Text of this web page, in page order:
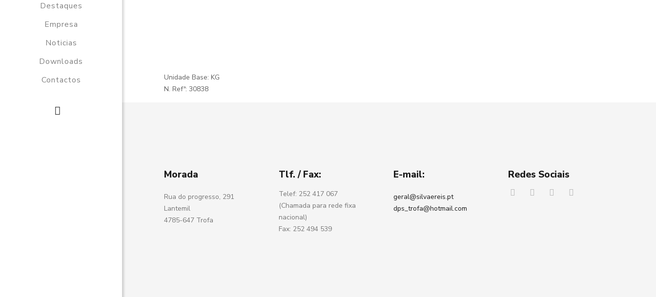
Destaques
Empresa
Noticias
Downloads
Contactos
Unidade Base: KG
N. Refª: 30838
Morada
Rua do progresso, 291
Lantemil
4785-647 Trofa
Tlf. / Fax:
Telef: 252 417 067
(Chamada para rede fixa
nacional)
Fax: 252 494 539
E-mail:
geral@silvaereis.pt
dps_trofa@hotmail.com
Redes Sociais